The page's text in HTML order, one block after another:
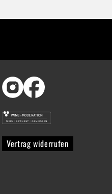
Vertrag widerrufen